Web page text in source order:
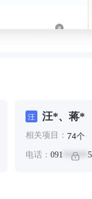
汪 汪*、蒋*
相关项目： 74个
电话： 091 ******